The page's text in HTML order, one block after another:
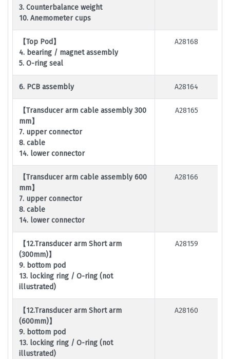
3. Counterbalance weight
10. Anemometer cups
【Top Pod】
4. bearing / magnet assembly
5. O-ring seal
A28168
6. PCB assembly A28164
【Transducer arm cable assembly 300
mm】
7. upper connector
8. cable
14. lower connector
A28165
【Transducer arm cable assembly 600
mm】
7. upper connector
8. cable
14. lower connector
A28166
【12.Transducer arm Short arm
(300mm)】
9. bottom pod
13. locking ring / O-ring (not
illustrated)
A28159
【12.Transducer arm Short arm
(600mm)】
9. bottom pod
13. locking ring / O-ring (not
illustrated)
A28160